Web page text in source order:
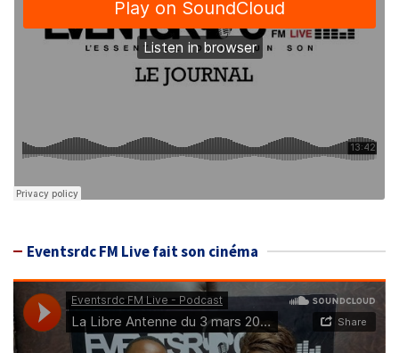
Eventsrdc FM Live fait son cinéma